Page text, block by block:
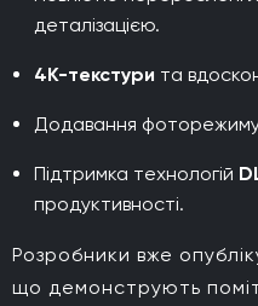
деталізацією.
4K-текстури та
Додавання
Підтримка технологій
продуктивності.
Розробники вже
що демонструють